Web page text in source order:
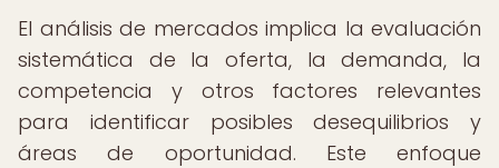
El análisis de mercados implica la evaluación
sistemática de la oferta, la demanda, la
competencia y otros factores relevantes
para identificar posibles desequilibrios y
áreas de oportunidad. Este enfoque